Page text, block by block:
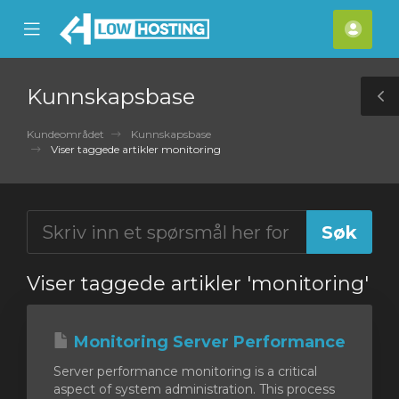
Mobile
Menu
Kunnskapsbase
Kundeområdet
Kunnskapsbase
Viser taggede artikler monitoring
Viser taggede artikler 'monitoring'
Monitoring Server Performance
Server performance monitoring is a critical
aspect of system administration. This process